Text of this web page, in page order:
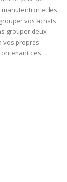
et les
vos achats
grouper deux
vos propres
des